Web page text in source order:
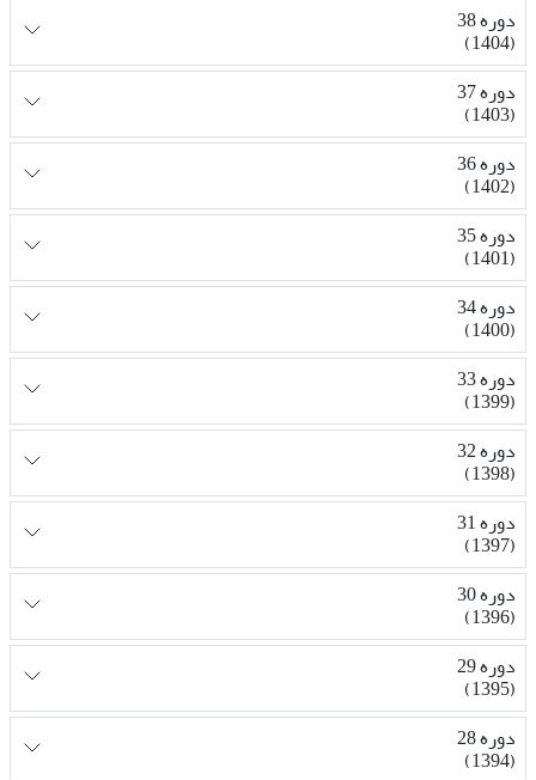
دوره 38
(1404)
دوره 37
(1403)
دوره 36
(1402)
دوره 35
(1401)
دوره 34
(1400)
دوره 33
(1399)
دوره 32
(1398)
دوره 31
(1397)
دوره 30
(1396)
دوره 29
(1395)
دوره 28
(1394)